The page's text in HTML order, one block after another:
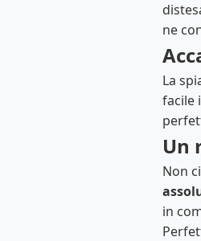
ne
La
facile
Un
Non
in